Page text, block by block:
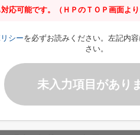
応可能です。（ＨＰのＴＯＰ画面より
シーを必ずお読みください。左記内
さい。
未入力項目があり